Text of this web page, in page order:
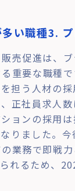
い職種3.
売促進は、
重要な職種
担う人材の
正社員求人
ョンの採用
りました。
業務で即戦
れるため、